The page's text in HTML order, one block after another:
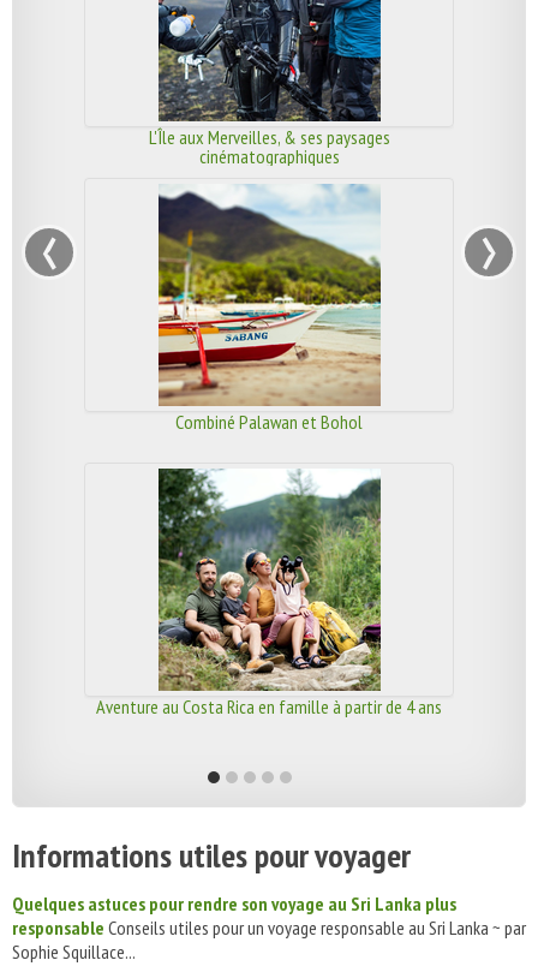
L'Île aux Merveilles, & ses paysages
cinématographiques
Combiné Palawan et Bohol
Aventure au Costa Rica en famille à partir de 4 ans
‹ ›
Informations utiles pour voyager
Quelques astuces pour rendre son voyage au Sri Lanka plus
responsable Conseils utiles pour un voyage responsable au Sri Lanka ~ par
Sophie Squillace...